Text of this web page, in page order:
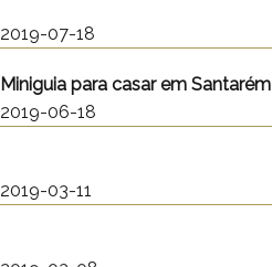
2019-07-18
Miniguia para casar em Santarém
2019-06-18
2019-03-11